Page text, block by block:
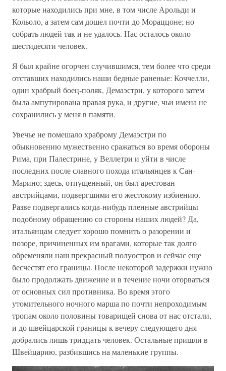
которые находились при мне, в том числе Арольди и
Кольоло, а затем сам дошел почти до Мораццоне; но
собрать людей так и не удалось. Нас осталось около
шестидесяти человек.
Я был крайне огорчен случившимся, тем более что среди
отставших находились наши бедные раненые: Коччелли,
один храбрый боец-поляк, Демаэстри, у которого затем
была ампутирована правая рука, и другие, чьи имена не
сохранились у меня в памяти.
Увечье не помешало храброму Демаэстри по
обыкновению мужественно сражаться во время обороны
Рима, при Палестрине, у Веллетри и уйти в числе
последних после славного похода итальянцев к Сан-
Марино; здесь, отпущенный, он был арестован
австрийцами, подвергшими его жестокому избиению.
Разве подвергались когда-нибудь пленные австрийцы
подобному обращению со стороны наших людей? Да,
итальянцам следует хорошо помнить о разорении и
позоре, причиненных им врагами, которые так долго
обременяли наш прекрасный полуостров и сейчас еще
бесчестят его границы. После некоторой задержки нужно
было продолжать движение и в течение ночи оторваться
от основных сил противника. Во время этого
утомительного ночного марша по почти непроходимым
тропам около половины товарищей снова от нас отстали,
и до швейцарской границы к вечеру следующего дня
добрались лишь тридцать человек. Остальные пришли в
Швейцарию, разбившись на маленькие группы.